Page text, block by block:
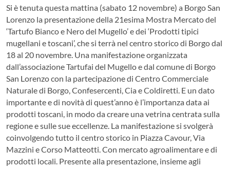
Si è tenuta questa mattina (sabato 12 novembre) a Borgo San
Lorenzo la presentazione della 21esima Mostra Mercato del
‘Tartufo Bianco e Nero del Mugello’ e dei ‘Prodotti tipici
mugellani e toscani’, che si terrà nel centro storico di Borgo dal
18 al 20 novembre. Una manifestazione organizzata
dall’associazione Tartufai del Mugello e dal comune di Borgo
San Lorenzo con la partecipazione di Centro Commerciale
Naturale di Borgo, Confesercenti, Cia e Coldiretti. E un dato
importante e di novità di quest’anno è l’importanza data ai
prodotti toscani, in modo da creare una vetrina centrata sulla
regione e sulle sue eccellenze. La manifestazione si svolgerà
coinvolgendo tutto il centro storico in Piazza Cavour, Via
Mazzini e Corso Matteotti. Con mercato agroalimentare e di
prodotti locali. Presente alla presentazione, insieme agli